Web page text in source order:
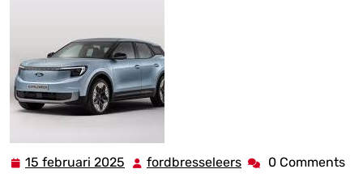
15 februari 2025 15 fordbresseleers fordbresseleers
0 Comments